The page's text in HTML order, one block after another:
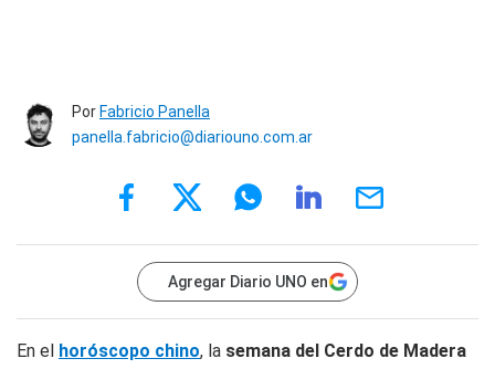
Por Fabricio Panella
panella.fabricio@diariouno.com.ar
Agregar Diario UNO en
En el horóscopo chino, la semana del Cerdo de Madera